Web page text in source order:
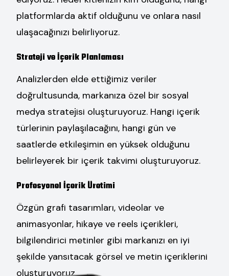
platformlarda aktif olduğunu ve onlara nasıl
ulaşacağınızı belirliyoruz.
Strateji ve İçerik Planlaması
Analizlerden elde ettiğimiz veriler
doğrultusunda, markanıza özel bir sosyal
medya stratejisi oluşturuyoruz. Hangi içerik
türlerinin paylaşılacağını, hangi gün ve
saatlerde etkileşimin en yüksek olduğunu
belirleyerek bir içerik takvimi oluşturuyoruz.
Profesyonel İçerik Üretimi
Özgün grafi tasarımları, videolar ve
animasyonlar, hikaye ve reels içerikleri,
bilgilendirici metinler gibi markanızı en iyi
şekilde yansıtacak görsel ve metin içeriklerini
oluşturuyoruz